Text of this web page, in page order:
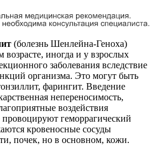
(болезнь Шенлейна-Геноха)
иногда и у взрослых
заболевания вследствие
организма. Это могут быть
фарингит. Введение
непереносимость,
воздействия
геморрагический
кровеносные сосуды
почек, но в основном, кожи.